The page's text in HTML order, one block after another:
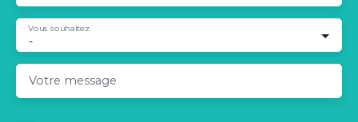
-
Vous souhaitez
Votre message